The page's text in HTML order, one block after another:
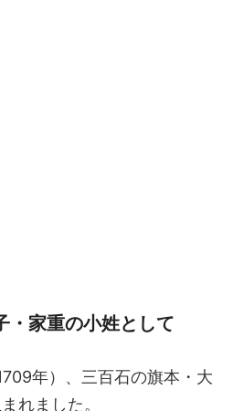
・家重の小姓として
年）、三百石の旗本・大
れました。